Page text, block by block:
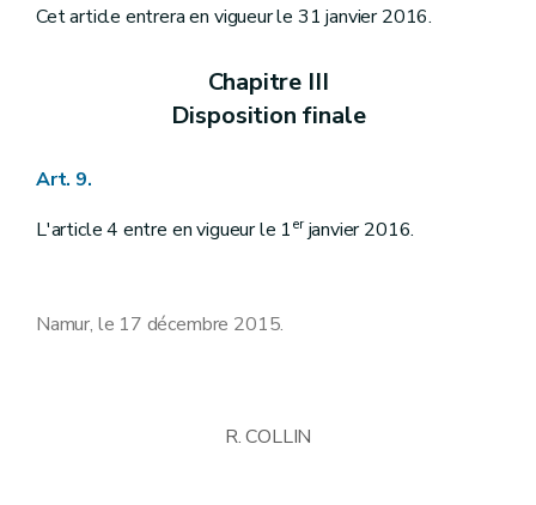
Cet article entrera en vigueur le 31 janvier 2016.
Chapitre III
Disposition finale
Art. 9.
L'article 4 entre en vigueur le 1erjanvier 2016.
Namur, le 17 décembre 2015.
R. COLLIN